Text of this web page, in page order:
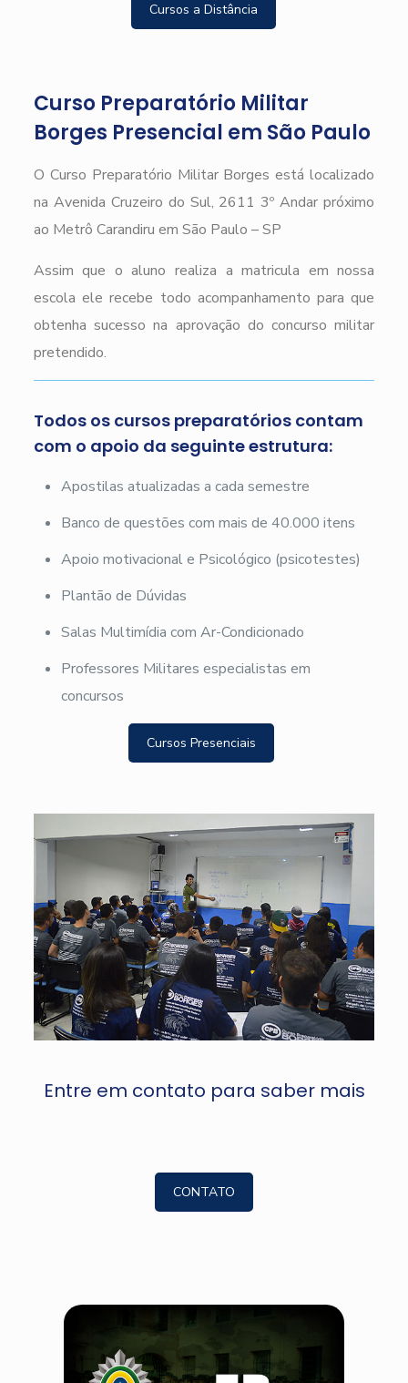
Cursos a Distância
Curso Preparatório Militar
Borges Presencial em São Paulo
O Curso Preparatório Militar Borges está localizado
na Avenida Cruzeiro do Sul, 2611 3º Andar próximo
ao Metrô Carandiru em São Paulo – SP
Assim que o aluno realiza a matricula em nossa
escola ele recebe todo acompanhamento para que
obtenha sucesso na aprovação do concurso militar
pretendido.
Todos os cursos preparatórios contam
com o apoio da seguinte estrutura:
Apostilas atualizadas a cada semestre
Banco de questões com mais de 40.000 itens
Apoio motivacional e Psicológico (psicotestes)
Plantão de Dúvidas
Salas Multimídia com Ar-Condicionado
Professores Militares especialistas em
concursos
Cursos Presenciais
Entre em contato para saber mais
CONTATO